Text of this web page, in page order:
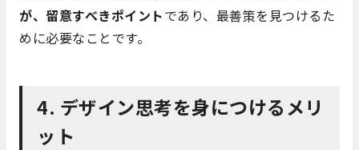
が、留意すべきポイントであり、最善策を見つけるた
めに必要なことです。
4. デザイン思考を身につけるメリ
ット